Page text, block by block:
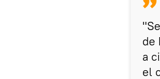
de
a
el